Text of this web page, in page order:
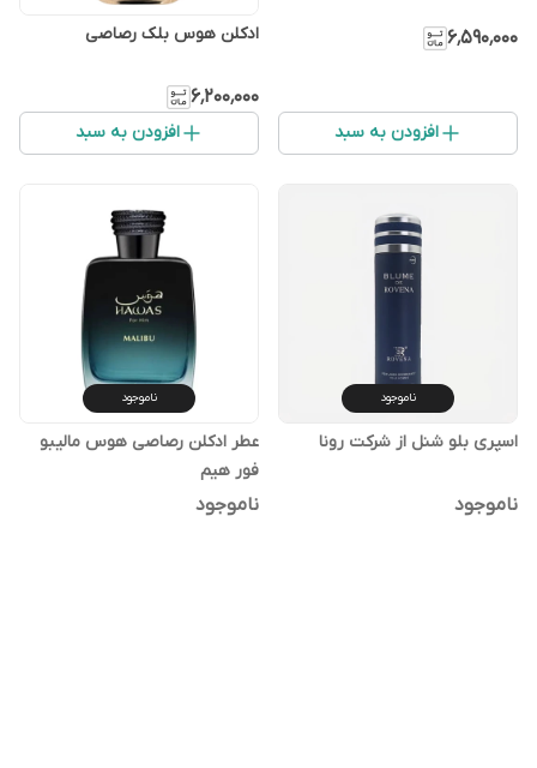
۶٬۵۹۰٬۰۰۰
افزودن به سبد
ادکلن هوس بلک رصاصی
۶٬۲۰۰٬۰۰۰
افزودن به سبد
ناموجود
اسپری بلو شنل از شرکت رونا
ناموجود
ناموجود
عطر ادکلن رصاصی هوس مالیبو
فور هیم
ناموجود